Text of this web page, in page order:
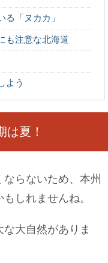
女性の恋愛傾向と恋を失
飾したい！簡単にでき
「ヌカカ」
も注意な北海道
よう
夏！
らないため、本州
しれませんね。
大自然がありま